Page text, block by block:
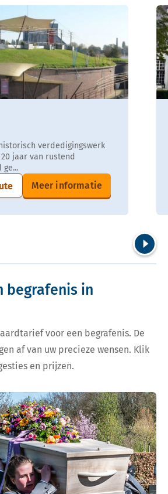
verdedigingswerk
jaar van rustend
Meer informatie
begrafenis in
voor een begrafenis. De
af van uw precieze wensen. Klik
en prijzen.